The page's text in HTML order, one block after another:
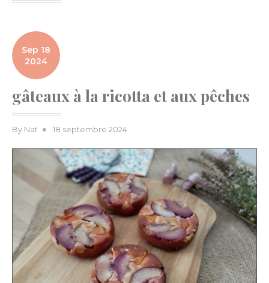
Sep 18
2024
gâteaux à la ricotta et aux pêches
By Nat
Posted
18 septembre 2024